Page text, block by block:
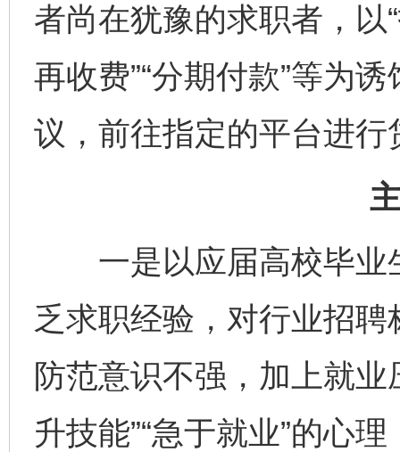
者尚在犹豫的求职者，以
再收费”“分期付款”等为
议，前往指定的平台进行
一是以应届高校毕业
乏求职经验，对行业招
防范意识不强，加上就
升技能”“急于就业”的心